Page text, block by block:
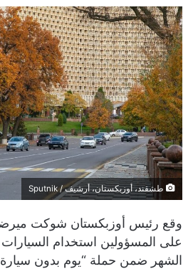
طشقند، أوزبكستان، أرشيف / Sputnik
وقع رئيس أوزبكستان شوكت
على المسؤولين استخدام
الشهر ضمن حملة “يوم بدون